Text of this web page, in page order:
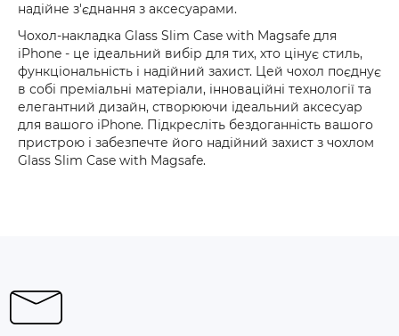
надійне з'єднання з аксесуарами.
Чохол-накладка Glass Slim Case with Magsafe для
iPhone - це ідеальний вибір для тих, хто цінує стиль,
функціональність і надійний захист. Цей чохол поєднує
в собі преміальні матеріали, інноваційні технології та
елегантний дизайн, створюючи ідеальний аксесуар
для вашого iPhone. Підкресліть бездоганність вашого
пристрою і забезпечте його надійний захист з чохлом
Glass Slim Case with Magsafe.